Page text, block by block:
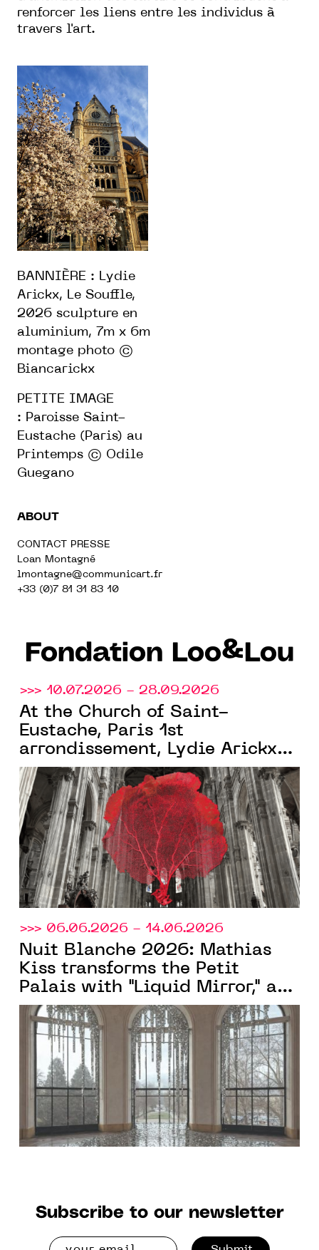
renforcer les liens entre les individus à
travers l'art.
BANNIÈRE : Lydie
Arickx, Le Souffle,
2026 sculpture en
aluminium, 7m x 6m
montage photo ©
Biancarickx
PETITE IMAGE
: Paroisse Saint-
Eustache (Paris) au
Printemps © Odile
Guegano
ABOUT
CONTACT PRESSE
Loan Montagné
lmontagne@communicart.fr
+33 (0)7 81 31 83 10
Fondation Loo&Lou
>>> 10.07.2026 - 28.09.2026
At the Church of Saint-
Eustache, Paris 1st
arrondissement, Lydie Arickx
and theFondation Loo&Loufor
contemporary art present a
monumental coral displayed
in the nave at a height of 7
meters
>>> 06.06.2026 - 14.06.2026
Nuit Blanche 2026: Mathias
Kiss transforms the Petit
Palais with "Liquid Mirror," an
experience between art and
architecture, a project
supported by theFondation
Loo&Lou
Subscribe to our newsletter